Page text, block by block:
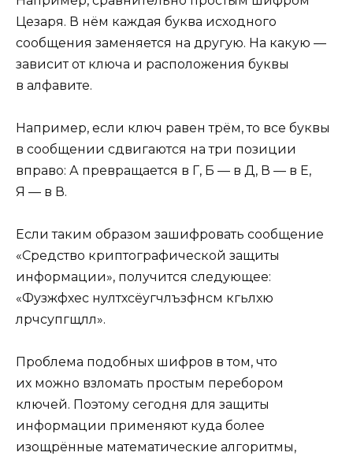
Цезаря. В нём каждая буква исходного
сообщения заменяется на другую. На какую —
зависит от ключа и расположения буквы
в алфавите.
Например, если ключ равен трём, то все буквы
в сообщении сдвигаются на три позиции
вправо: А превращается в Г, Б — в Д, В — в Е,
Я — в В.
Если таким образом зашифровать сообщение
«Средство криптографической защиты
информации», получится следующее:
«Фузжфхес нултхсёугчлъзфнсм кгьлхю
лрчсупгщлл».
Проблема подобных шифров в том, что
их можно взломать простым перебором
ключей. Поэтому сегодня для защиты
информации применяют куда более
изощрённые математические алгоритмы,